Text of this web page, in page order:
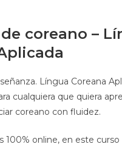
coreano –
Língua Coreana
cualquiera que quiera
coreano con fluidez.
100% online, en este